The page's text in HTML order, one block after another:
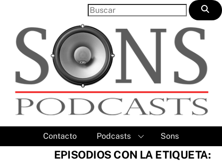
content
Contacto Podcasts Sons
EPISODIOS CON LA ETIQUETA: